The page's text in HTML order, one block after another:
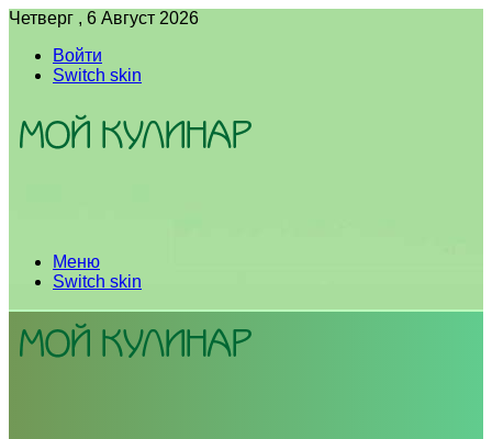
Четверг , 6 Август 2026
Войти
Switch skin
Меню
Switch skin